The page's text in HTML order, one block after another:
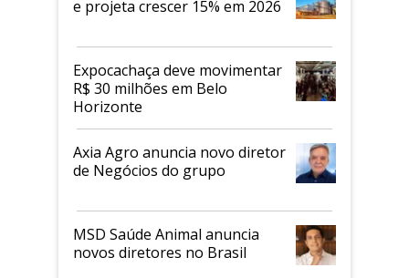
e projeta crescer 15% em 2026
Expocachaça deve movimentar
R$ 30 milhões em Belo
Horizonte
Axia Agro anuncia novo diretor
de Negócios do grupo
MSD Saúde Animal anuncia
novos diretores no Brasil